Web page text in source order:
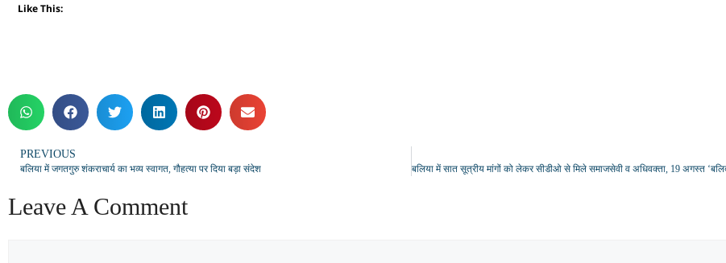
Like This:
PREVIOUS
बलिया में जगतगुरु शंकराचार्य का भव्य स्वागत, गौहत्या पर दिया बड़ा संदेश
Leave A Comment